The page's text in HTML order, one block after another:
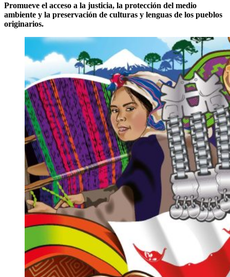
Promueve el acceso a la justicia, la protección del medio
ambiente y la preservación de culturas y lenguas de los pueblos
originarios.